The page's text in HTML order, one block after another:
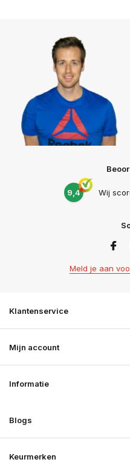
9,4 Wij
Meld je aan
Klantenservice
Mijn account
Informatie
Blogs
Keurmerken